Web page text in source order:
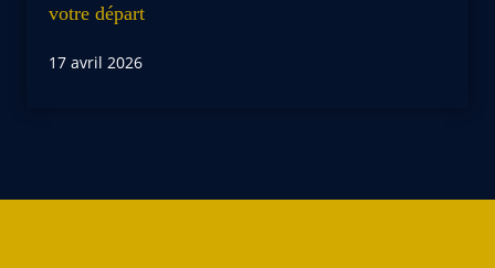
votre départ
17 avril 2026